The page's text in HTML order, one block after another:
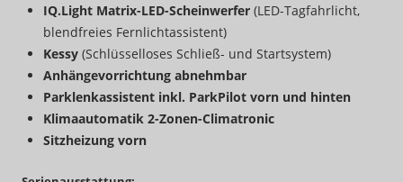
IQ.Light Matrix-LED-Scheinwerfer (LED-Tagfahrlicht,
blendfreies Fernlichtassistent)
Kessy (Schlüsselloses Schließ- und Startsystem)
Anhängevorrichtung abnehmbar
Parklenkassistent inkl. ParkPilot vorn und hinten
Klimaautomatik 2-Zonen-Climatronic
Sitzheizung vorn